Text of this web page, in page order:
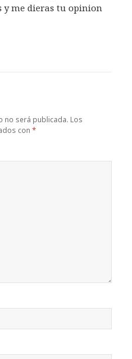
me dieras tu opinion
no será publicada. Los
con*